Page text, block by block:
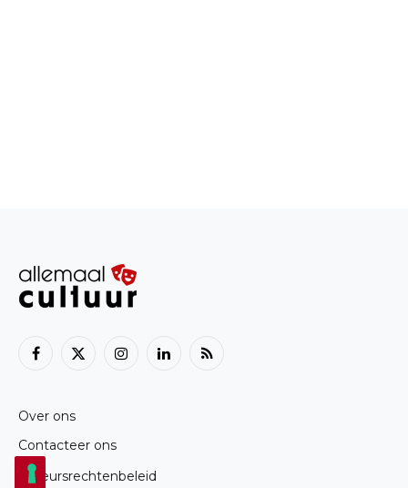
Facebook
X
InstagramLinkedInRSS
Over ons
Contacteer ons
Auteursrechtenbeleid